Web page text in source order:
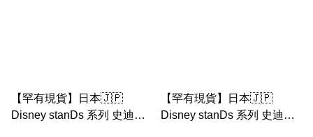
【罕有現貨】日本🇯🇵
Disney stanDs 系列 史迪仔
【罕有現貨】日本🇯🇵
Disney stanDs 系列 史迪仔